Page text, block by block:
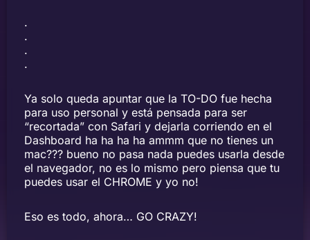
.
.
.
.
Ya solo queda apuntar que la TO-DO fue hecha
para uso personal y está pensada para ser
“recortada” con Safari y dejarla corriendo en el
Dashboard ha ha ha ha ammm que no tienes un
mac??? bueno no pasa nada puedes usarla desde
el navegador, no es lo mismo pero piensa que tu
puedes usar el CHROME y yo no!
Eso es todo, ahora… GO CRAZY!